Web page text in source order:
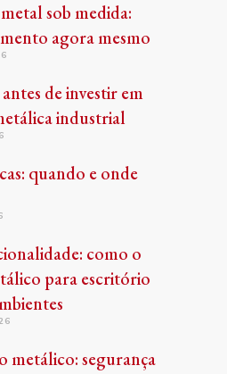
sob medida:
agora mesmo
de investir em
industrial
quando e onde
como o
para escritório
metálico: segurança